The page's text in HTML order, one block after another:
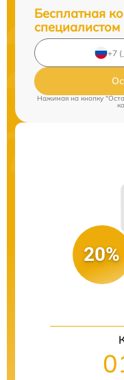
Бесплатная
специалистом
Нажимая на кнопку
20%